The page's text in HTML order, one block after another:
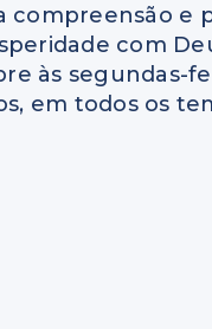
compreensão e
com
às segundas-
em todos os